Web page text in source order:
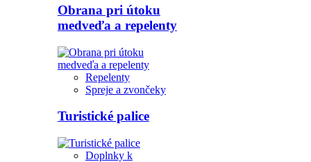
Obrana pri útoku
medveďa a repelenty
Repelenty
Spreje a zvončeky
Turistické palice
Doplnky k